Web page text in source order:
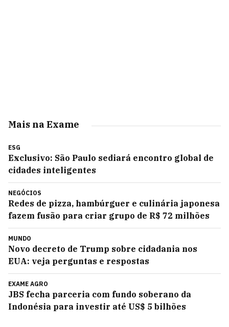
Mais na Exame
ESG
Exclusivo: São Paulo sediará encontro global de
cidades inteligentes
NEGÓCIOS
Redes de pizza, hambúrguer e culinária japonesa
fazem fusão para criar grupo de R$ 72 milhões
MUNDO
Novo decreto de Trump sobre cidadania nos
EUA: veja perguntas e respostas
EXAME AGRO
JBS fecha parceria com fundo soberano da
Indonésia para investir até US$ 5 bilhões